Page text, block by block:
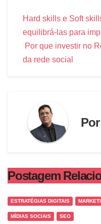
Hard skills e Soft
equilibrá-las para
Por que investir no
da rede social
Por
Postagem
ESTRATÉGIAS DIGITAIS
MÍDIAS SOCIAIS SEO